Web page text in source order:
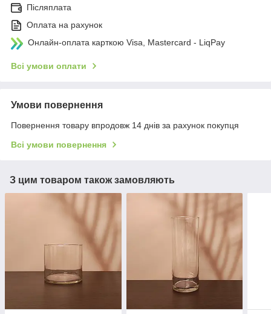
Післяплата
Оплата на рахунок
Онлайн-оплата карткою Visa, Mastercard - LiqPay
Всі умови оплати
Умови повернення
Повернення товару впродовж 14 днів за рахунок покупця
Всі умови повернення
З цим товаром також замовляють